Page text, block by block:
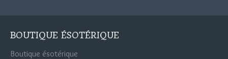
BOUTIQUE ÉSOTÉRIQUE
Boutique ésotérique